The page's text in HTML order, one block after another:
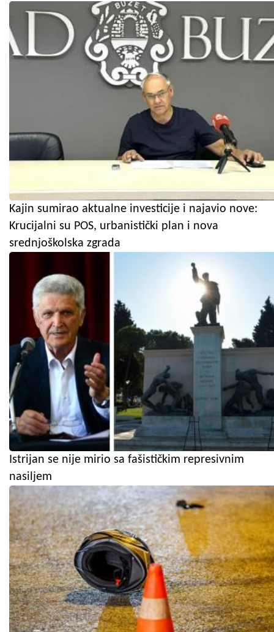
Kajin sumirao aktualne investicije i najavio nove:
Krucijalni su POS, urbanistički plan i nova
srednjoškolska zgrada
Istrijan se nije mirio sa fašističkim represivnim
nasiljem